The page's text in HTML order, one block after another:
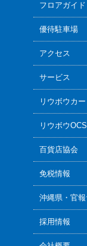
フロアガイド
優待駐車場
アクセス
サービス
リウボウカ
リウボウ
百貨店協会
免税情報
沖縄県・官
採用情報